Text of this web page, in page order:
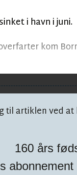
i havn i juni.
kom
til artiklen ved
160 års